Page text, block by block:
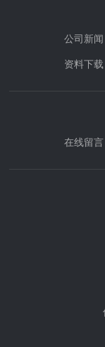
公司新闻
资料下载
在线留言